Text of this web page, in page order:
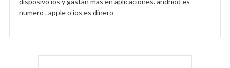
numero . apple o ios es dinero